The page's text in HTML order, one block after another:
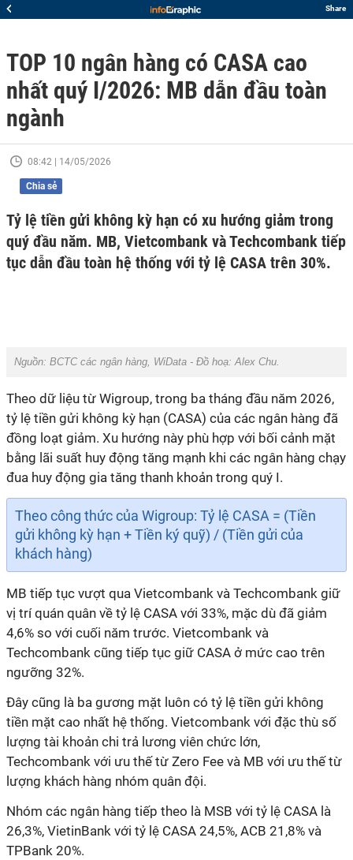
Share
TOP 10 ngân hàng có CASA cao
nhất quý I/2026: MB dẫn đầu toàn
ngành
08:42 | 14/05/2026
Chia sẻ
Tỷ lệ tiền gửi không kỳ hạn có xu hướng giảm trong
quý đầu năm. MB, Vietcombank và Techcombank tiếp
tục dẫn đầu toàn hệ thống với tỷ lệ CASA trên 30%.
Nguồn: BCTC các ngân hàng, WiData - Đồ hoạ: Alex Chu.
Theo dữ liệu từ Wigroup, trong ba tháng đầu năm 2026,
tỷ lệ tiền gửi không kỳ hạn (CASA) của các ngân hàng đã
đồng loạt giảm. Xu hướng này phù hợp với bối cảnh mặt
bằng lãi suất huy động tăng mạnh khi các ngân hàng chạy
đua huy động gia tăng thanh khoản trong quý I.
Theo công thức của Wigroup: Tỷ lệ CASA = (Tiền
gửi không kỳ hạn + Tiền ký quỹ) / (Tiền gửi của
khách hàng)
MB tiếp tục vượt qua Vietcombank và Techcombank giữ
vị trí quán quân về tỷ lệ CASA với 33%, mặc dù đã giảm
4,6% so với cuối năm trước. Vietcombank và
Techcombank cũng tiếp tục giữ CASA ở mức cao trên
ngưỡng 32%.
Đây cũng là ba gương mặt luôn có tỷ lệ tiền gửi không
tiền mặt cao nhất hệ thống. Vietcombank với đặc thù số
lượng tài khoản chi trả lương viên chức lớn,
Techcombank với ưu thế từ Zero Fee và MB với ưu thế từ
lượng khách hàng nhóm quân đội.
Nhóm các ngân hàng tiếp theo là MSB với tỷ lệ CASA là
26,3%, VietinBank với tỷ lệ CASA 24,5%, ACB 21,8% và
TPBank 20%.